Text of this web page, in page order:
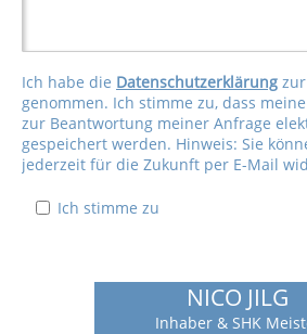
Ich habe die Datenschutzerklärung
genommen. Ich stimme zu, dass
zur Beantwortung meiner Anfrage
gespeichert werden. Hinweis: Sie
jederzeit für die Zukunft per E-Mail
Ich stimme zu
NICO JILG
Inhaber & SHK